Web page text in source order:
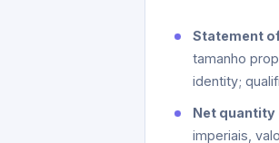
Statement
tamanho
identity;
Net
imperiais,